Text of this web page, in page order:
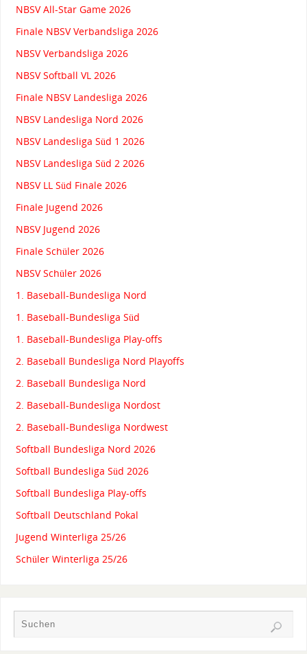
NBSV All-Star Game 2026
Finale NBSV Verbandsliga 2026
NBSV Verbandsliga 2026
NBSV Softball VL 2026
Finale NBSV Landesliga 2026
NBSV Landesliga Nord 2026
NBSV Landesliga Süd 1 2026
NBSV Landesliga Süd 2 2026
NBSV LL Süd Finale 2026
Finale Jugend 2026
NBSV Jugend 2026
Finale Schüler 2026
NBSV Schüler 2026
1. Baseball-Bundesliga Nord
1. Baseball-Bundesliga Süd
1. Baseball-Bundesliga Play-offs
2. Baseball Bundesliga Nord Playoffs
2. Baseball Bundesliga Nord
2. Baseball-Bundesliga Nordost
2. Baseball-Bundesliga Nordwest
Softball Bundesliga Nord 2026
Softball Bundesliga Süd 2026
Softball Bundesliga Play-offs
Softball Deutschland Pokal
Jugend Winterliga 25/26
Schüler Winterliga 25/26